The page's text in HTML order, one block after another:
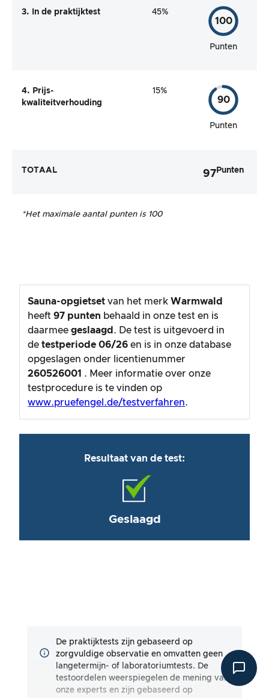
3. In de praktijktest 45%
100
Punten
4. Prijs-
kwaliteitverhouding
15%
90
Punten
TOTAAL 97 Punten
*Het maximale aantal punten is 100
Sauna-opgietset van het merkWarmwald
heeft 97 punten behaald in onze test en is
daarmeegeslaagd . De test is uitgevoerd in
detestperiode 06/26 en is in onze database
opgeslagen onder licentienummer
260526001 . Meer informatie over onze
testprocedure is te vinden op
www.pruefengel.de/testverfahren.
Resultaat van de test:
Geslaagd
De praktijktests zijn gebaseerd op
zorgvuldige observatie en omvatten geen
langetermijn- of laboratoriumtests. De
testoordelen weerspiegelen de mening van
onze experts en zijn gebaseerd op